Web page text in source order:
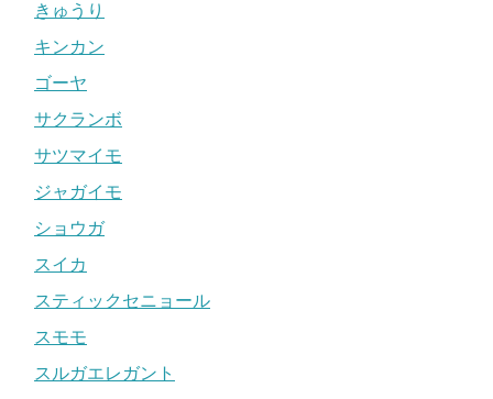
きゅうり
キンカン
ゴーヤ
サクランボ
サツマイモ
ジャガイモ
ショウガ
スイカ
スティックセニョール
スモモ
スルガエレガント